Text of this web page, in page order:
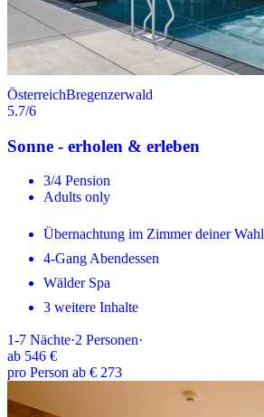
ÖsterreichBregenzerwald
5.7/6
Sonne - erholen & erleben
3/4 Pension
Adults only
Übernachtung im Zimmer deiner Wahl
4-Gang Abendessen
Wälder Spa
3 weitere Inhalte
1-7 Nächte·2 Personen·
ab 546 €
pro Person ab € 273